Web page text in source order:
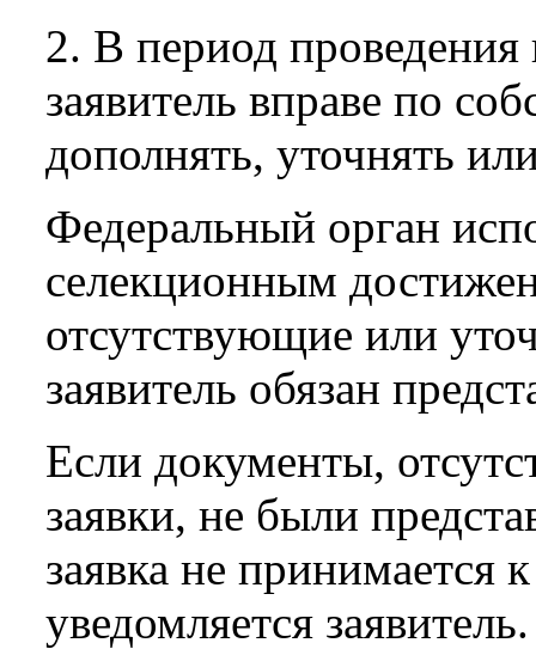
2. В период проведения
заявитель вправе по
дополнять, уточнять
Федеральный орган
селекционным
отсутствующие или
заявитель обязан
Если документы,
заявки, не были
заявка не принимается
уведомляется заявитель.